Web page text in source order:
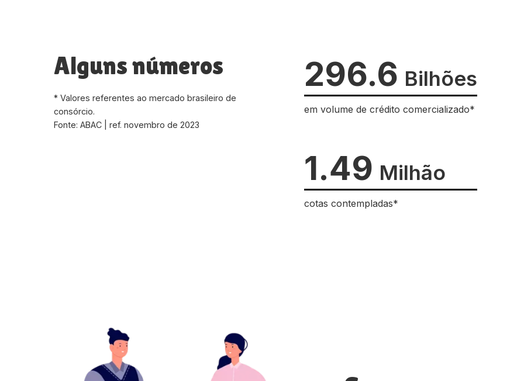
Alguns números
* Valores referentes ao mercado brasileiro de
consórcio.
Fonte: ABAC | ref. novembro de 2023
296.6 Bilhões
em volume de crédito comercializado*
1.49 Milhão
cotas contempladas*